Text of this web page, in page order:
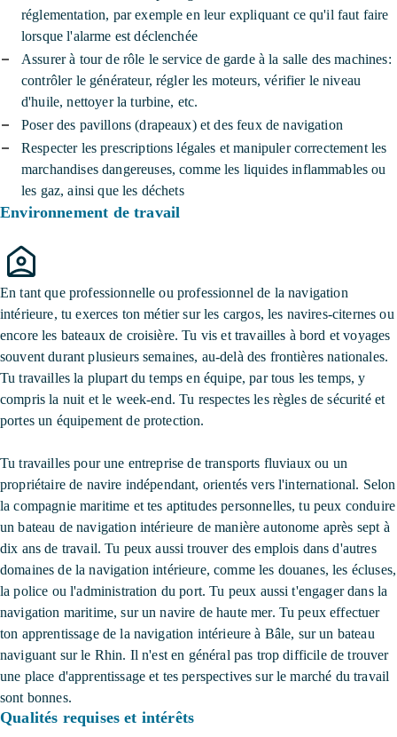
réglementation, par exemple en leur expliquant ce qu'il faut faire
lorsque l'alarme est déclenchée
Assurer à tour de rôle le service de garde à la salle des machines:
contrôler le générateur, régler les moteurs, vérifier le niveau
d'huile, nettoyer la turbine, etc.
Poser des pavillons (drapeaux) et des feux de navigation
Respecter les prescriptions légales et manipuler correctement les
marchandises dangereuses, comme les liquides inflammables ou
les gaz, ainsi que les déchets
Environnement de travail
En tant que professionnelle ou professionnel de la navigation
intérieure, tu exerces ton métier sur les cargos, les navires-citernes ou
encore les bateaux de croisière. Tu vis et travailles à bord et voyages
souvent durant plusieurs semaines, au-delà des frontières nationales.
Tu travailles la plupart du temps en équipe, par tous les temps, y
compris la nuit et le week-end. Tu respectes les règles de sécurité et
portes un équipement de protection.
Tu travailles pour une entreprise de transports fluviaux ou un
propriétaire de navire indépendant, orientés vers l'international. Selon
la compagnie maritime et tes aptitudes personnelles, tu peux conduire
un bateau de navigation intérieure de manière autonome après sept à
dix ans de travail. Tu peux aussi trouver des emplois dans d'autres
domaines de la navigation intérieure, comme les douanes, les écluses,
la police ou l'administration du port. Tu peux aussi t'engager dans la
navigation maritime, sur un navire de haute mer. Tu peux effectuer
ton apprentissage de la navigation intérieure à Bâle, sur un bateau
naviguant sur le Rhin. Il n'est en général pas trop difficile de trouver
une place d'apprentissage et tes perspectives sur le marché du travail
sont bonnes.
Qualités requises et intérêts